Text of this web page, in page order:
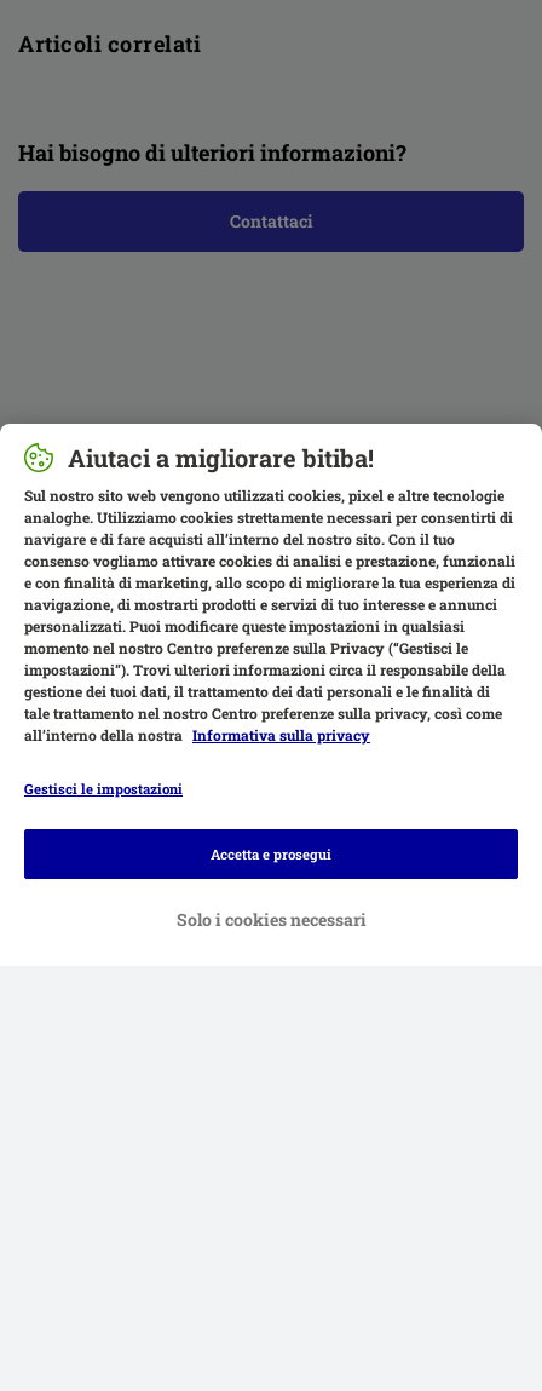
Articoli correlati
Hai bisogno di ulteriori informazioni?
Contattaci
Modalità di pagamento
Bonifico. Contrassegno.
Aiutaci a migliorare bitiba!
Sul nostro sito web vengono utilizzati cookies, pixel e altre tecnologie
analoghe. Utilizziamo cookies strettamente necessari per consentirti di
navigare e di fare acquisti all’interno del nostro sito. Con il tuo
consenso vogliamo attivare cookies di analisi e prestazione, funzionali
e con finalità di marketing, allo scopo di migliorare la tua esperienza di
navigazione, di mostrarti prodotti e servizi di tuo interesse e annunci
personalizzati. Puoi modificare queste impostazioni in qualsiasi
momento nel nostro Centro preferenze sulla Privacy (“Gestisci le
impostazioni”). Trovi ulteriori informazioni circa il responsabile della
gestione dei tuoi dati, il trattamento dei dati personali e le finalità di
tale trattamento nel nostro Centro preferenze sulla privacy, così come
all’interno della nostra Informativa sulla privacy
Gestisci le impostazioni
Solo i cookies necessari
Accetta e prosegui